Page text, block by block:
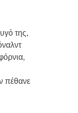
της,
πέθανε